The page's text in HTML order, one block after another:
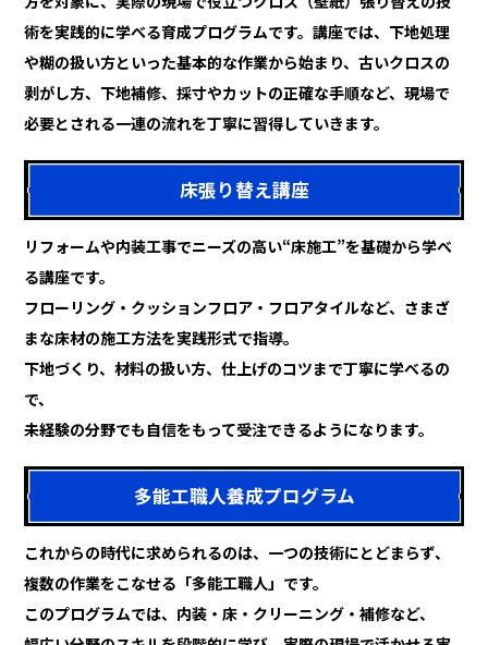
術を実践的に学べる育成プログラムです。講座では、下地処理
や糊の扱い方といった基本的な作業から始まり、古いクロスの
剥がし方、下地補修、採寸やカットの正確な手順など、現場で
必要とされる一連の流れを丁寧に習得していきます。
床張り替え講座
リフォームや内装工事でニーズの高い“床施工”を基礎から学べ
る講座です。
フローリング・クッションフロア・フロアタイルなど、さまざ
まな床材の施工方法を実践形式で指導。
下地づくり、材料の扱い方、仕上げのコツまで丁寧に学べるの
で、
未経験の分野でも自信をもって受注できるようになります。
多能工職人養成プログラム
これからの時代に求められるのは、一つの技術にとどまらず、
複数の作業をこなせる「多能工職人」です。
このプログラムでは、内装・床・クリーニング・補修など、